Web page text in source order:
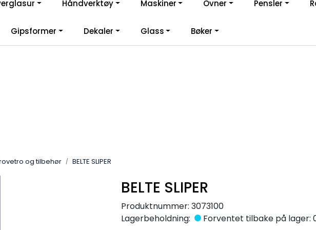
til vår nye nettbutikk! Besøk Min side for mer informasjon
Håndverktøy Maskiner Ovner Pensler
Gipsformer Dekaler Glass Bøker
og tilbehør BELTE SLIPER
BELTE SLIPER
Produktnummer: 3073100
Lagerbeholdning:
Forventet tilbake på lager: